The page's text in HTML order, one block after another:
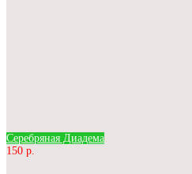
Серебряная Диадема
150 р.